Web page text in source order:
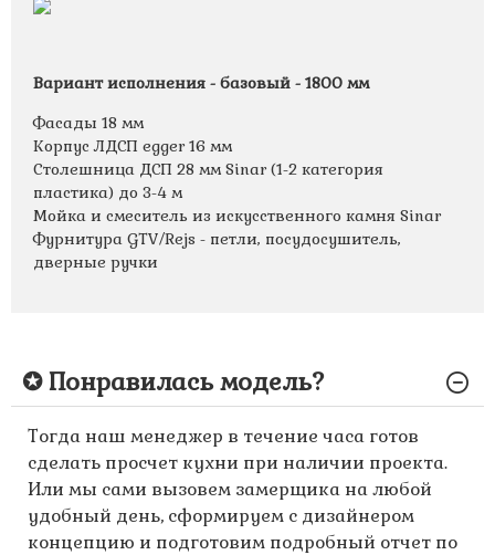
Вариант исполнения - базовый - 1800 мм
Фасады 18 мм
Корпус ЛДСП egger 16 мм
Столешница ДСП 28 мм Sinar (1-2 категория
пластика) до 3-4 м
Мойка и смеситель из искусственного камня Sinar
Фурнитура GTV/Rejs - петли, посудосушитель,
дверные ручки
✪ Понравилась модель?
Тогда наш менеджер в течение часа готов
сделать просчет кухни при наличии проекта.
Или мы сами вызовем замерщика на любой
удобный день, сформируем с дизайнером
концепцию и подготовим подробный отчет по